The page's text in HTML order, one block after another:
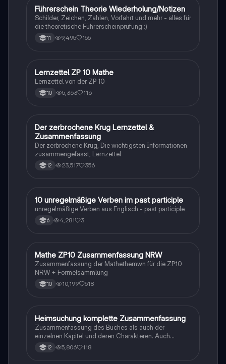
Studierende, die sich mit der Geschichte und den
Ursachen der Weimarer Republik auseinandersetzen
möchten.
Lerntipps
Führerschein Theorie Wiederholung/Notizen
Schilder, Zeichen, Zahlen, Vorfahrt und mehr - alles für
die theoretische Führerscheinprüfung :)
11 9,495 155
Mathe
Lernzettel ZP 10 Mathe
Lernzettel von der ZP 10
10 5,363 116
Deutsch
Der zerbrochene Krug Lernzettel &
Zusammenfassung
Der zerbrochene Krug, Die wichtigsten Informationen
zusammengefasst, Lernzettel
12 23,517 356
1 Englisch
10 unregelmäßige Verben im past participle
unregelmäßige Verben aus Englisch - past participle
6 4,281 3
Mathe
Mathe ZP10 Zusammenfassung NRW
Zusammenfassung der Mathethemwn für die ZP10
NRW + Formelsammlung
10 10,199 518
Deutsch
Heimsuchung komplette Zusammenfassung
Zusammenfassung des Buches als auch der
einzelnen Kapitel und deren Charakteren. Auch
tabellarisch. Im Unterricht ohne KI erstellt
12 5,806 118